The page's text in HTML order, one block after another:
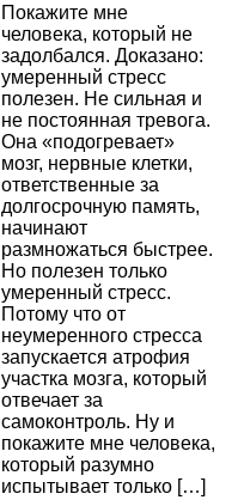
Покажите мне
человека, который не
задолбался. Доказано:
умеренный стресс
полезен. Не сильная и
не постоянная тревога.
Она «подогревает»
мозг, нервные клетки,
ответственные за
долгосрочную память,
начинают
размножаться быстрее.
Но полезен только
умеренный стресс.
Потому что от
неумеренного стресса
запускается атрофия
участка мозга, который
отвечает за
самоконтроль. Ну и
покажите мне человека,
который разумно
испытывает только […]